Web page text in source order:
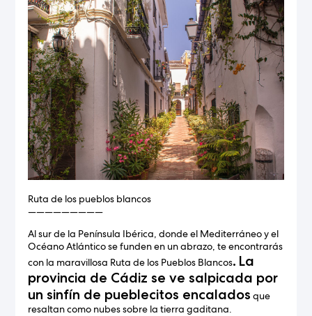
Ruta de los pueblos blancos
—————————
Al sur de la Península Ibérica, donde el Mediterráneo y el
Océano Atlántico se funden en un abrazo, te encontrarás
con la maravillosa Ruta de los Pueblos Blancos. La
provincia de Cádiz se ve salpicada por
un sinfín de pueblecitos encalados que
resaltan como nubes sobre la tierra gaditana.